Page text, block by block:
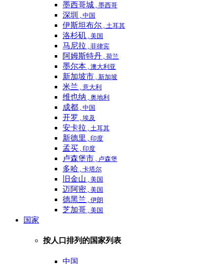
墨西哥城 , 墨西哥
深圳 , 中国
伊斯坦布尔 , 土耳其
洛杉矶 , 美国
马尼拉 , 菲律宾
阿姆斯特丹 , 荷兰
墨尔本 , 澳大利亚
新加坡市 , 新加坡
米兰 , 意大利
维也纳 , 奥地利
成都 , 中国
开罗 , 埃及
安卡拉 , 土耳其
新德里 , 印度
孟买 , 印度
卢森堡市 , 卢森堡
多哈 , 卡塔尔
旧金山 , 美国
迈阿密 , 美国
德黑兰 , 伊朗
芝加哥 , 美国
国家
按人口排列的国家列表
中国